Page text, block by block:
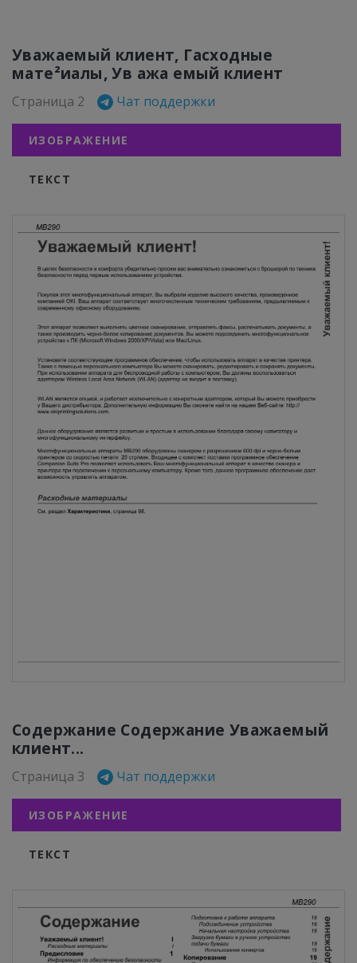
Уважаемый клиент, Гасходные
мате²иалы, Ув ажа емый клиент
Страница 2 Чат поддержки
ИЗОБРАЖЕНИЕ
ТЕКСТ
Содержание Содержание Уважаемый
клиент...
Страница 3 Чат поддержки
ИЗОБРАЖЕНИЕ
ТЕКСТ